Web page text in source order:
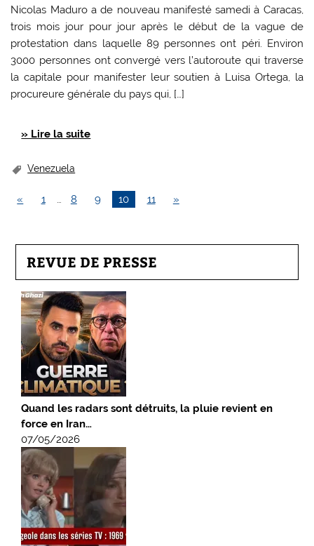
Nicolas Maduro a de nouveau manifesté samedi à Caracas,
trois mois jour pour jour après le début de la vague de
protestation dans laquelle 89 personnes ont péri. Environ
3000 personnes ont convergé vers l’autoroute qui traverse
la capitale pour manifester leur soutien à Luisa Ortega, la
procureure générale du pays qui, […]
» Lire la suite
Venezuela
« 1 … 8 9 10 11 »
REVUE DE PRESSE
Quand les radars sont détruits, la pluie revient en
force en Iran…
07/05/2026